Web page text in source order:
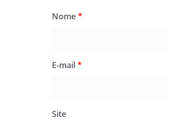
Nome*
E-mail*
Site